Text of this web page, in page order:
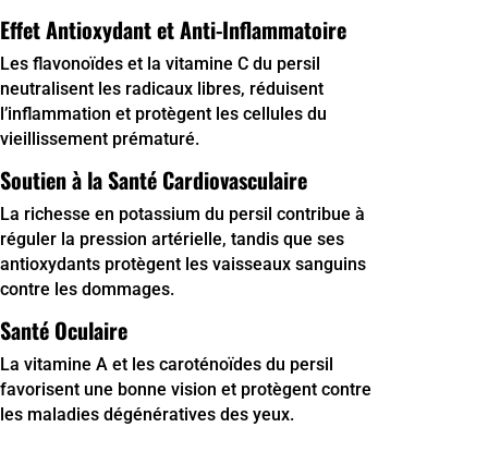
Effet Antioxydant et Anti-Inflammatoire
Les flavonoïdes et la vitamine C du persil
neutralisent les radicaux libres, réduisent
l’inflammation et protègent les cellules du
vieillissement prématuré.
Soutien à la Santé Cardiovasculaire
La richesse en potassium du persil contribue à
réguler la pression artérielle, tandis que ses
antioxydants protègent les vaisseaux sanguins
contre les dommages.
Santé Oculaire
La vitamine A et les caroténoïdes du persil
favorisent une bonne vision et protègent contre
les maladies dégénératives des yeux.